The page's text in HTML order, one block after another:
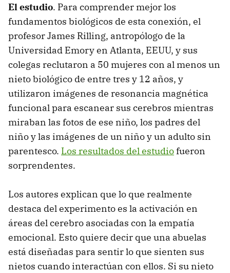
El estudio. Para comprender mejor los
fundamentos biológicos de esta conexión, el
profesor James Rilling, antropólogo de la
Universidad Emory en Atlanta, EEUU, y sus
colegas reclutaron a 50 mujeres con al menos un
nieto biológico de entre tres y 12 años, y
utilizaron imágenes de resonancia magnética
funcional para escanear sus cerebros mientras
miraban las fotos de ese niño, los padres del
niño y las imágenes de un niño y un adulto sin
parentesco. Los resultados del estudiofueron
sorprendentes.
Los autores explican que lo que realmente
destaca del experimento es la activación en
áreas del cerebro asociadas con la empatía
emocional. Esto quiere decir que una abuelas
está diseñadas para sentir lo que sienten sus
nietos cuando interactúan con ellos. Si su nieto